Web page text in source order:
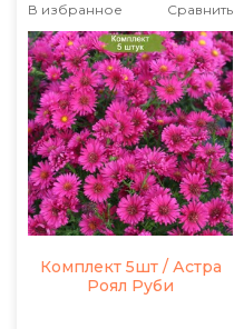
В избранное Сравнить
Комплект 5шт / Астра
Роял Руби